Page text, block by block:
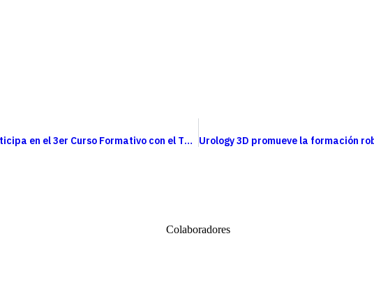
Urology 3D participa en el 3er Curso Formativo con el TFL de Coloplast en Riad con el simulador ProstaSIM
Colaboradores